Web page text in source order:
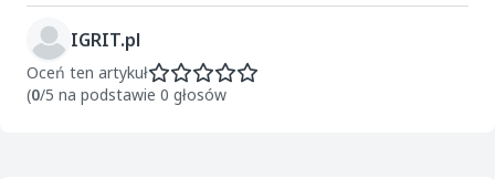
IGRIT.pl
Oceń ten artykuł
(0/5 na podstawie 0 głosów